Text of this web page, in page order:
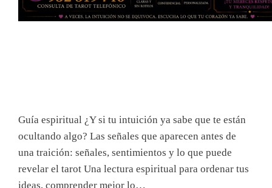
Guía espiritual ¿Y si tu intuición ya sabe que te están
ocultando algo? Las señales que aparecen antes de
una traición: señales, sentimientos y lo que puede
revelar el tarot Una lectura espiritual para ordenar tus
ideas, comprender mejor lo…